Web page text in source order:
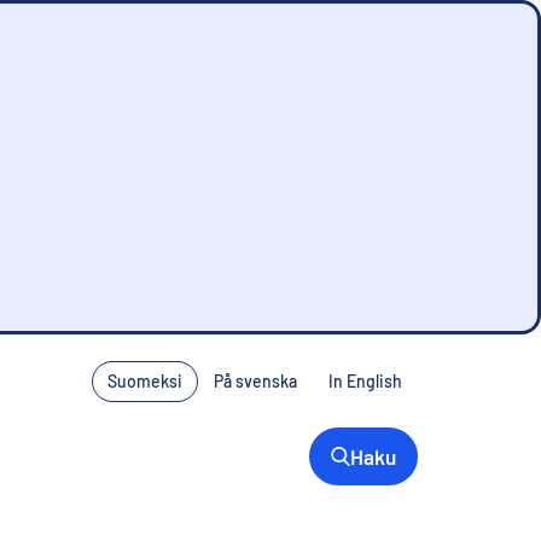
Suomeksi På svenska In English
Haku